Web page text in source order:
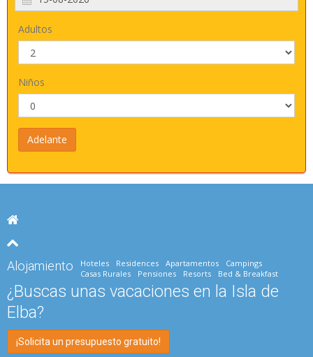
Adultos
Niños
Alojamiento Hoteles Residences Apartamentos
Campings
Casas Rurales
Pensiones Resorts Bed & Breakfast
¿Buscas unas vacaciones en la Isla de
Elba?
¡Solicita un presupuesto gratuito!